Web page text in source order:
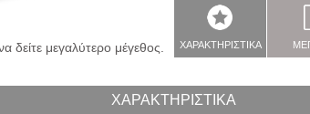
δείτε μεγαλύτερο μέγεθος. ΧΑΡΑΚΤΗΡΙΣΤΙΚΑ
ΧΑΡΑΚΤΗΡΙΣΤΙΚΑ